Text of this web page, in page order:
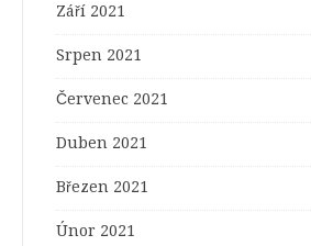
Září 2021
Srpen 2021
Červenec 2021
Duben 2021
Březen 2021
Únor 2021